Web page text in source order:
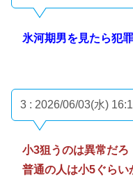
氷河期男を見たら犯
3 : 2026/06/03(水)
小3狙うのは異常だろ
普通の人は小5ぐらい